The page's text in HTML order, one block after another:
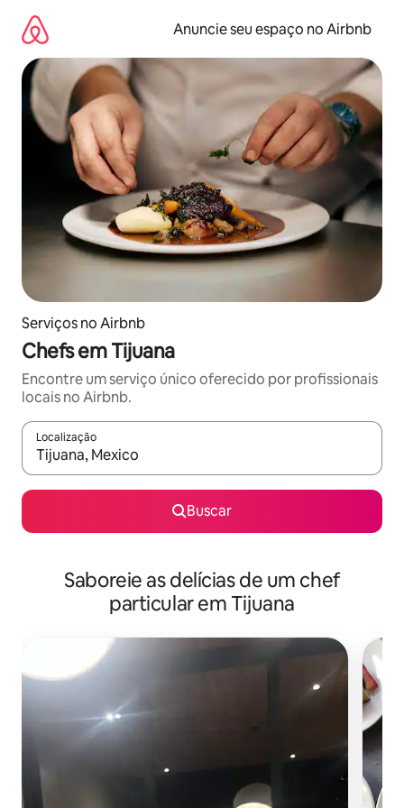
para
conteúdo
Anuncie seu espaço no Airbnb
Serviços no Airbnb
Chefs em Tijuana
Encontre um serviço único oferecido por profissionais
locais no Airbnb.
Localização
Quando os resultados estiverem disponíveis, explore-os
Buscar
Saboreie as delícias de um chef
particular em Tijuana